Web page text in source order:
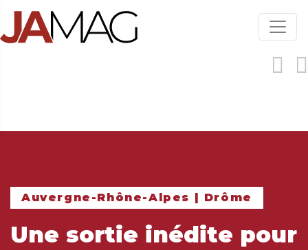
Aller
contenu
Auvergne-Rhône-Alpes | Drôme
Une sortie inédite pour